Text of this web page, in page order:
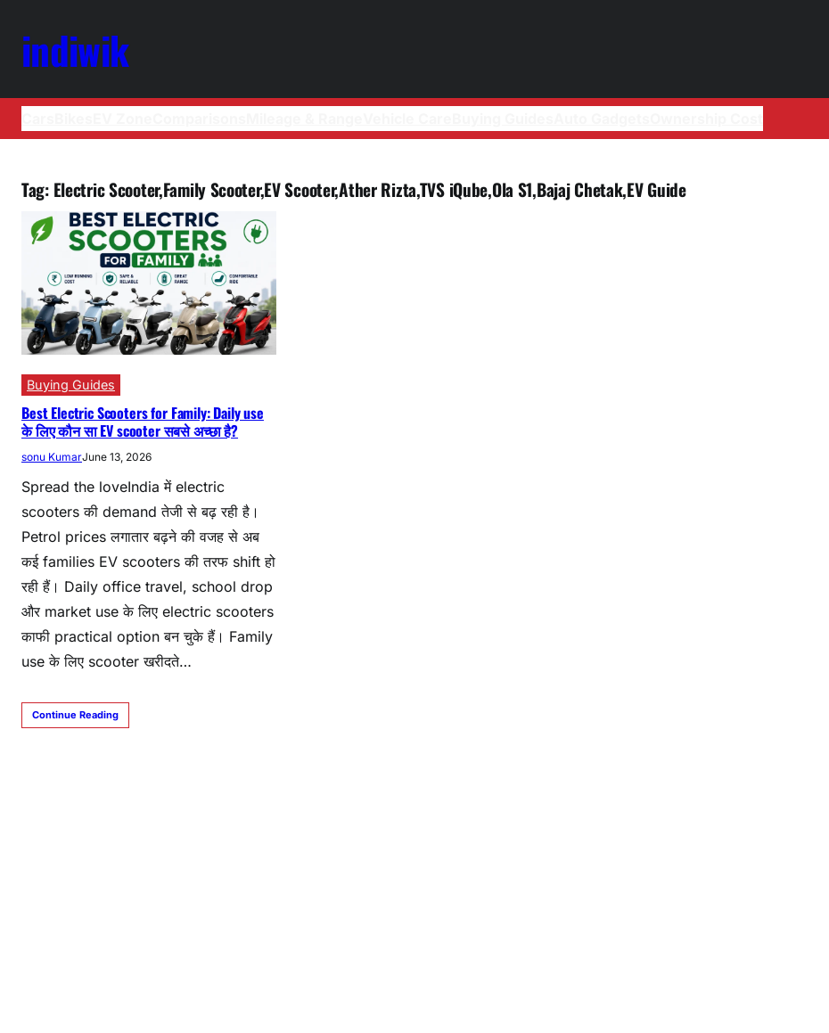
indiwik
Tag: Electric Scooter,Family Scooter,EV Scooter,Ather Rizta,TVS iQube,Ola S1,Bajaj Chetak,EV Guide
Buying Guides
Best Electric Scooters for Family: Daily use
के लिए कौन सा EV scooter सबसे अच्छा है?
sonu KumarJune 13, 2026
Spread the loveIndia में electric
scooters की demand तेजी से बढ़ रही है।
Petrol prices लगातार बढ़ने की वजह से अब
कई families EV scooters की तरफ shift हो
रही हैं। Daily office travel, school drop
और market use के लिए electric scooters
काफी practical option बन चुके हैं। Family
use के लिए scooter खरीदते…
Continue Reading